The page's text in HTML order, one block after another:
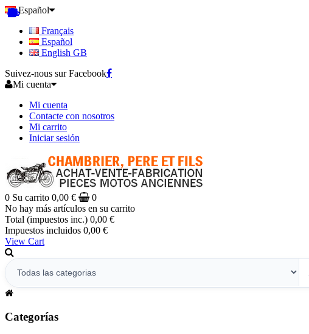
Español
Français
Español
English GB
Suivez-nous sur Facebook
Mi cuenta
Mi cuenta
Contacte con nosotros
Mi carrito
Iniciar sesión
0 Su carrito 0,00 €
0
No hay más artículos en su carrito
Total (impuestos inc.) 0,00 €
Impuestos incluidos 0,00 €
View Cart
Categorías